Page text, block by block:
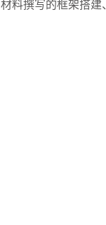
材料撰写的框架搭建